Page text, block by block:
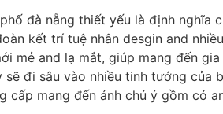
đà nẵng thiết yếu là định nghĩa
kết trí tuệ nhân desgin and
mẻ and lạ mắt, giúp mang đến
sẽ đi sâu vào nhiều tinh tướng của
cấp mang đến ánh chú ý gồm có